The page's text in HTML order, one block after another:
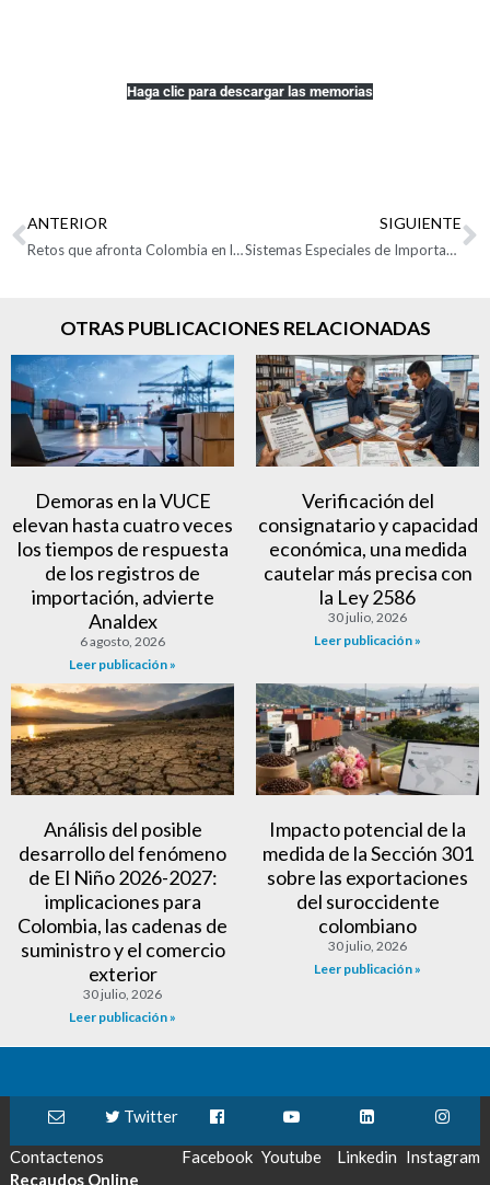
Haga clic para descargar las memorias
ANTERIOR
Retos que afronta Colombia en la región y expectativas de comercio exterior 2021: Javier Díaz Molina
SIGUIENTE
Sistemas Especiales de Importación – Exportación un reto de competitividad del comercio exterior
OTRAS PUBLICACIONES RELACIONADAS
Demoras en la VUCE
elevan hasta cuatro veces
los tiempos de respuesta
de los registros de
importación, advierte
Analdex
6 agosto, 2026
Leer publicación »
Verificación del
consignatario y capacidad
económica, una medida
cautelar más precisa con
la Ley 2586
30 julio, 2026
Leer publicación »
Análisis del posible
desarrollo del fenómeno
de El Niño 2026-2027:
implicaciones para
Colombia, las cadenas de
suministro y el comercio
exterior
30 julio, 2026
Leer publicación »
Impacto potencial de la
medida de la Sección 301
sobre las exportaciones
del suroccidente
colombiano
30 julio, 2026
Leer publicación »
Contactenos
Twitter
Facebook Youtube Linkedin Instagram
Recaudos Online